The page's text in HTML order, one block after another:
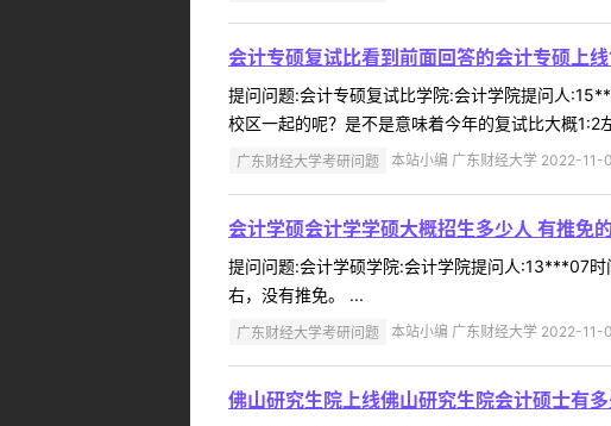
会计专硕复试比看到前面回答的会计专硕上
提问问题:会计专硕复试比学院:会计学院提问人
校区一起的呢？是不是意味着今年的复试比大概
广东财经大学考研问题 本站小编 广东财经大学 2022-11-
会计学硕会计学学硕大概招生多少人 有推免
提问问题:会计学硕学院:会计学院提问人:13***07
右，没有推免。 ...
广东财经大学考研问题 本站小编 广东财经大学 2022-11-
佛山研究生院上线佛山研究生院会计硕士有